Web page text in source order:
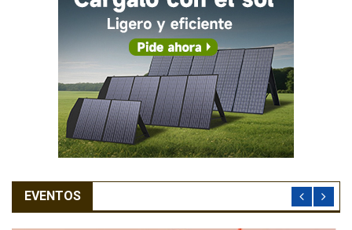
EVENTOS